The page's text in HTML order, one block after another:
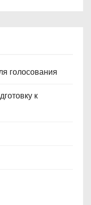
голосования
к